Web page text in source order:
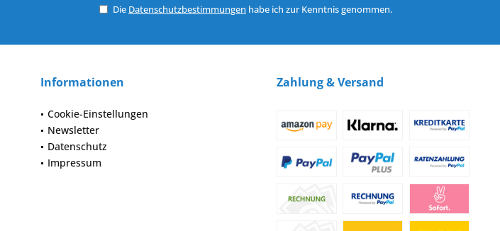
Die Datenschutzbestimmungen habe ich zur Kenntnis genommen.
Informationen
Cookie-Einstellungen
Newsletter
Datenschutz
Impressum
Zahlung & Versand